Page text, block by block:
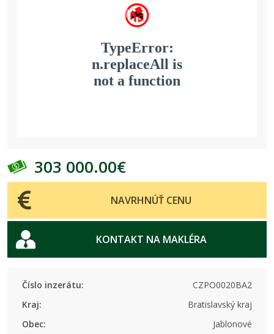
303 000.00€
NAVRHNÚŤ CENU
KONTAKT NA MAKLÉRA
Číslo inzerátu:
CZPO0020BA2
Kraj:
Bratislavský kraj
Obec:
Jablonové